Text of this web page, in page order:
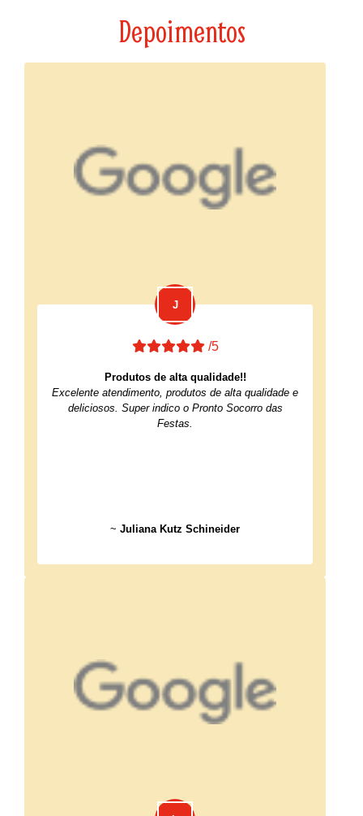
Depoimentos
/5
Produtos de alta qualidade!!
Excelente atendimento, produtos de alta qualidade e
deliciosos. Super indico o Pronto Socorro das
Festas.
~ Juliana Kutz Schineider